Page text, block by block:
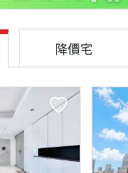
降價宅